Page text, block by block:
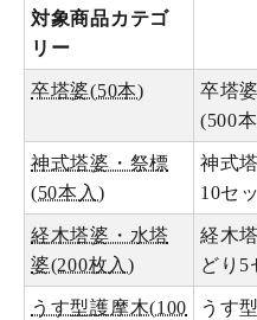
対象商品カテゴ
リー
卒塔婆(50本)
卒塔
(500
神式塔婆・祭標
(50本入)
神式
10セ
経木塔婆・水塔
婆(200枚入)
経木
どり5
うす型護摩木(100
うす